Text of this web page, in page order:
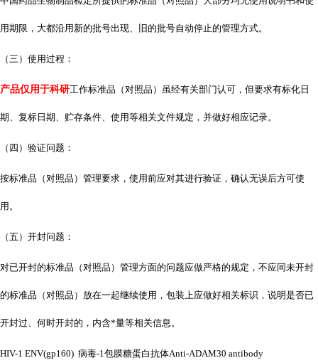
用期限，大都沿用新的批号出现、旧的批号自动停止的管理方式。
（三）使用过程：
产品仅用于科研工作标准品（对照品）虽经有关部门认可，但要求有标化日
期、复标日期、贮存条件、使用等相关文件规定，并做好相应记录。
（四）验证问题：
按标准品（对照品）管理要求，使用前应对其进行验证，确认无误后方可使
用。
（五）开封问题：
对已开封的标准品（对照品）管理方面的问题应做严格的规定，不应同未开封
的标准品（对照品）放在一起继续使用，包装上应做好相关标识，说明是否已
开封过、何时开封的，内含*量等相关信息。
HIV-1 ENV(gp160) 病毒-1包膜糖蛋白抗体Anti-ADAM30 antibody